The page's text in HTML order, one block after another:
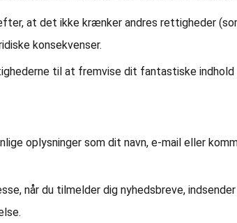
at det ikke krænker andres rettigheder
konsekvenser.
til at fremvise dit fantastiske indhold
oplysninger som dit navn, e-mail eller
når du tilmelder dig nyhedsbreve,